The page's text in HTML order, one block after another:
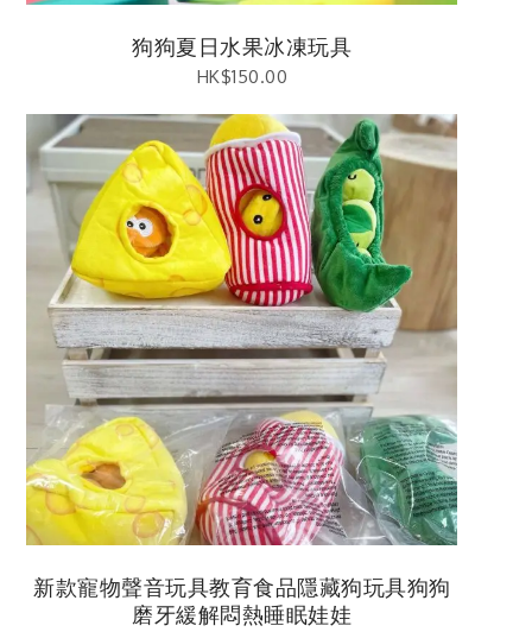
狗狗夏日水果冰凍玩具
HK$150.00
新款寵物聲音玩具教育食品隱藏狗玩具狗狗
磨牙緩解悶熱睡眠娃娃